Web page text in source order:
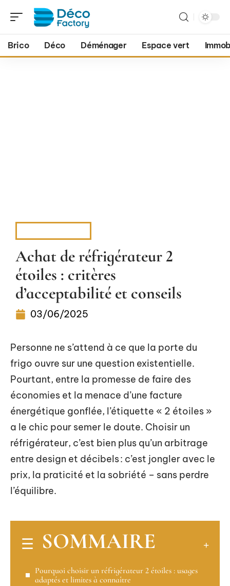
Brico Déco Déménager Espace vert
Achat de réfrigérateur 2
étoiles : critères
d’acceptabilité et conseils
03/06/2025
Personne ne s’attend à ce que la porte du
frigo ouvre sur une question existentielle.
Pourtant, entre la promesse de faire des
économies et la menace d’une facture
énergétique gonflée, l’étiquette « 2 étoiles »
a le chic pour semer le doute. Choisir un
réfrigérateur, c’est bien plus qu’un arbitrage
entre design et décibels : c’est jongler avec le
prix, la praticité et la sobriété – sans perdre
l’équilibre.
SOMMAIRE
Pourquoi choisir un réfrigérateur 2 étoiles : usages
adaptés et limites à connaître